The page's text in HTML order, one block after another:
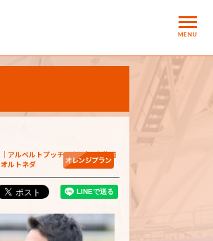
MENU
アルベルトプッチ
オルトネダ
阿部
航斗
藤田
和輝